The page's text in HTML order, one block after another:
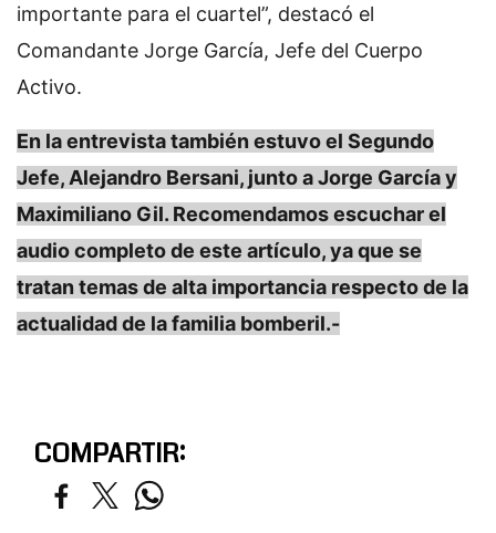
importante para el cuartel”, destacó el
Comandante Jorge García, Jefe del Cuerpo
Activo.
En la entrevista también estuvo el Segundo
Jefe, Alejandro Bersani, junto a Jorge García y
Maximiliano Gil. Recomendamos escuchar el
audio completo de este artículo, ya que se
tratan temas de alta importancia respecto de la
actualidad de la familia bomberil.-
COMPARTIR: